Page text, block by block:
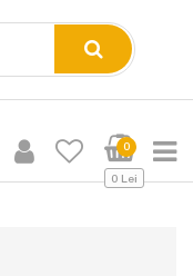
0
0 Lei